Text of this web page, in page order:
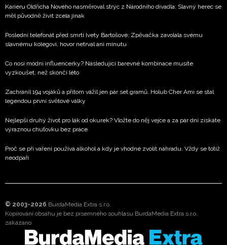
Kariéru Oldřicha Nového nasměroval strýc z Národního divadla: Slavný herec se
měl původně živit zcela jinak
Poslední telefonát před smrtí Ivety Bartošové: Zpěvačka zavolala svému
slavnému kolegovi, hovor netrval ani minutu
Co nosí módní influencerky? Následující barevné kombinace musíte
vyzkoušet, než skončí léto
Zachránil 194 vojáků a přitom vážil jen pár set gramů. Holub Cher Ami se stal
legendou první světové války
Nejlepší druhý život pro lák od okurek? Vložte do něj vejce a za pár dní získáte
výraznou chuťovku bez práce
Proč se při vaření používá alkohol a kdy je vhodné zvolit náhradu. Vždy se totiž
neodpaří
© 2003-2026 BurdaMedia Extra s.r.o.
Kopírování obsahu je bez písemného souhlasu BurdaMedia Extra s.r.o.
zakázáno